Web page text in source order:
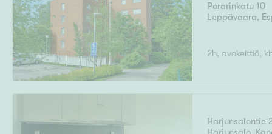
Kunto
Porarinkatu 10
Leppävaara,
2h, avokeittiö,
Harjunsalontie